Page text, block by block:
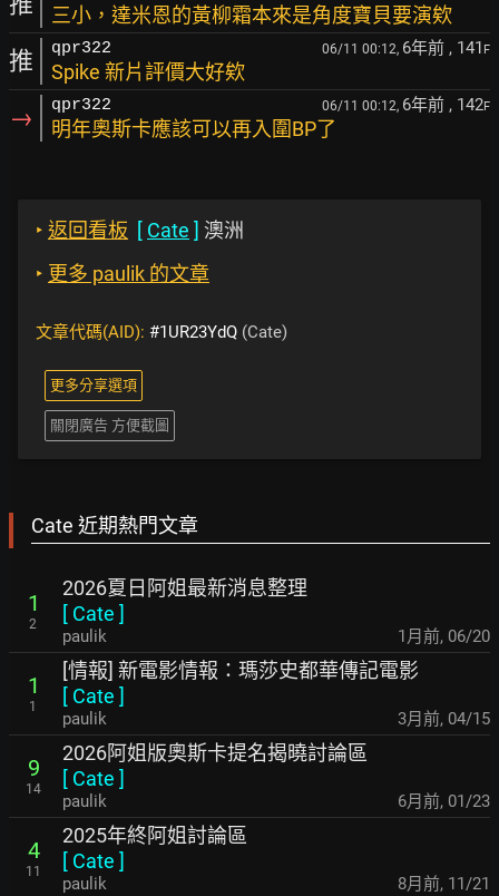
三小，達米恩的黃柳霜本來是角度寶貝要演欸
推 qpr322 06/11 00:12, 6年前 , 141 F
Spike 新片評價大好欸
→ qpr322 06/11 00:12, 6年前 , 142F
明年奧斯卡應該可以再入圍BP了
‣ 返回看板 [ Cate ] 澳洲
‣ 更多 paulik 的文章
文章代碼(AID): #1UR23YdQ (Cate)
更多分享選項
關閉廣告 方便截圖
Cate 近期熱門文章
1
2
2026夏日阿姐最新消息整理
[ Cate ]
paulik 1月前, 06/20
1
1
[情報] 新電影情報：瑪莎史都華傳記電影
[ Cate ]
paulik 3月前, 04/15
9
14
2026阿姐版奧斯卡提名揭曉討論區
[ Cate ]
paulik 6月前, 01/23
4
11
2025年終阿姐討論區
[ Cate ]
paulik 8月前, 11/21